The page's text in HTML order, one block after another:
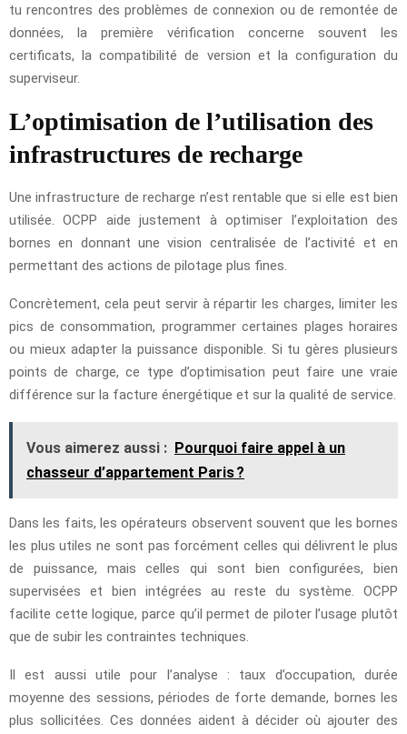
tu rencontres des problèmes de connexion ou de remontée de
données, la première vérification concerne souvent les
certificats, la compatibilité de version et la configuration du
superviseur.
L’optimisation de l’utilisation des
infrastructures de recharge
Une infrastructure de recharge n’est rentable que si elle est bien
utilisée. OCPP aide justement à optimiser l’exploitation des
bornes en donnant une vision centralisée de l’activité et en
permettant des actions de pilotage plus fines.
Concrètement, cela peut servir à répartir les charges, limiter les
pics de consommation, programmer certaines plages horaires
ou mieux adapter la puissance disponible. Si tu gères plusieurs
points de charge, ce type d’optimisation peut faire une vraie
différence sur la facture énergétique et sur la qualité de service.
Vous aimerez aussi : Pourquoi faire appel à un
chasseur d’appartement Paris ?
Dans les faits, les opérateurs observent souvent que les bornes
les plus utiles ne sont pas forcément celles qui délivrent le plus
de puissance, mais celles qui sont bien configurées, bien
supervisées et bien intégrées au reste du système. OCPP
facilite cette logique, parce qu’il permet de piloter l’usage plutôt
que de subir les contraintes techniques.
Il est aussi utile pour l’analyse : taux d’occupation, durée
moyenne des sessions, périodes de forte demande, bornes les
plus sollicitées. Ces données aident à décider où ajouter des